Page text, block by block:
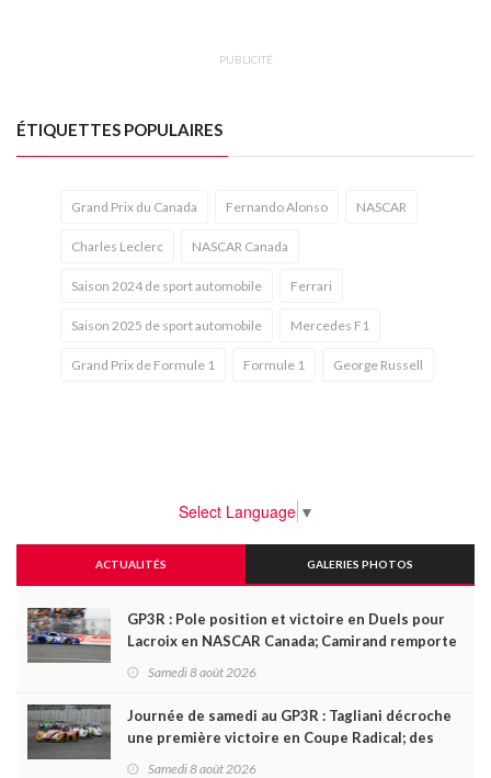
PUBLICITÉ
ÉTIQUETTES POPULAIRES
Grand Prix du Canada Fernando Alonso NASCAR
Charles Leclerc NASCAR Canada
Saison 2024 de sport automobile Ferrari
Saison 2025 de sport automobile Mercedes F1
Grand Prix de Formule 1 Formule 1 George Russell
Select Language ▼
ACTUALITÉS GALERIES PHOTOS
GP3R : Pole position et victoire en Duels pour
Lacroix en NASCAR Canada; Camirand remporte
Samedi 8 août 2026
Journée de samedi au GP3R : Tagliani décroche
une première victoire en Coupe Radical; des
Samedi 8 août 2026